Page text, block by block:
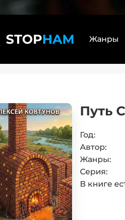
STOPHAM Жанры
Путь
Год:
Автор:
Жанры:
Серия:
В книге